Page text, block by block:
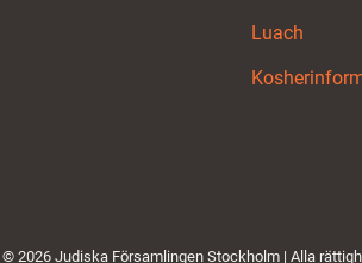
Luach
© 2026 Judiska Församlingen Stockholm | Alla